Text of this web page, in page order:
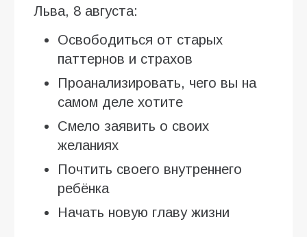
Льва, 8 августа:
Освободиться от старых
паттернов и страхов
Проанализировать, чего вы на
самом деле хотите
Смело заявить о своих
желаниях
Почтить своего внутреннего
ребёнка
Начать новую главу жизни